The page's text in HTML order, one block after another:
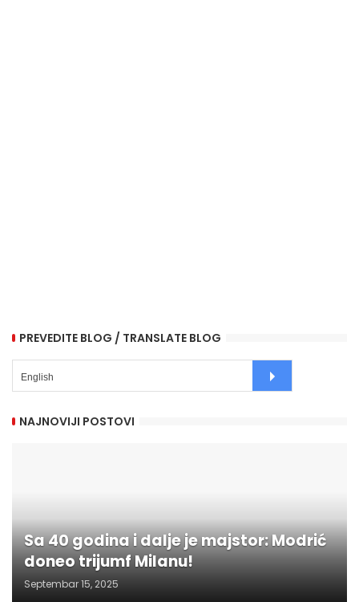
PREVEDITE BLOG / TRANSLATE BLOG
NAJNOVIJI POSTOVI
Sa 40 godina i dalje je majstor: Modrić
doneo trijumf Milanu!
Septembar 15, 2025